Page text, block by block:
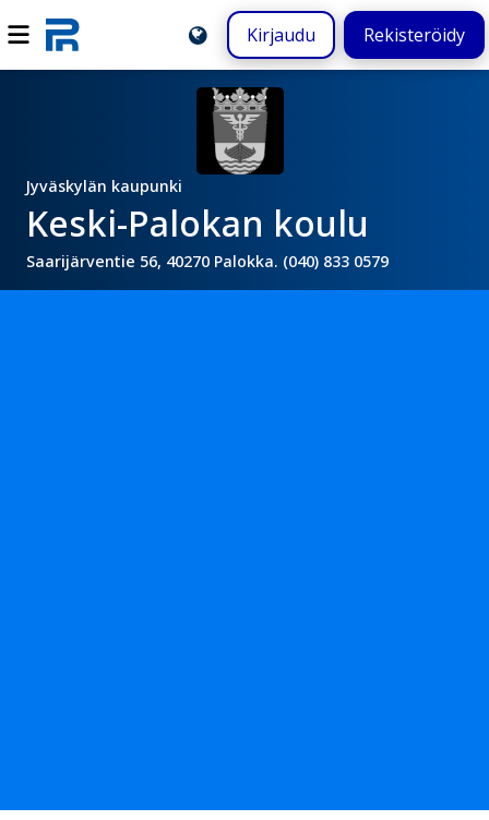
Kirjaudu Rekisteröidy
Jyväskylän kaupunki
Keski-Palokan koulu
Saarijärventie 56, 40270 Palokka. (040) 833 0579